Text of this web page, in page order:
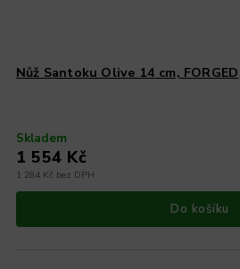
Nůž Santoku Olive 14 cm, FORGED
Skladem
1 284 Kč bez DPH
1 554 Kč
Do košíku